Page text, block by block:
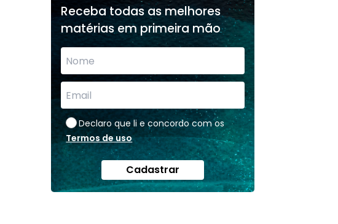
Receba todas as melhores
matérias em primeira mão
Declaro que li e concordo com os
Termos de uso
Cadastrar